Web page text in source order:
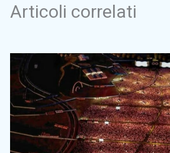
Articoli correlati